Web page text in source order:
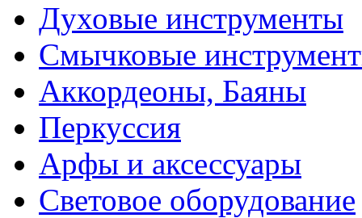
Духовые инструменты
Смычковые
Аккордеоны, Баяны
Перкуссия
Арфы и аксессуары
Световое оборудование